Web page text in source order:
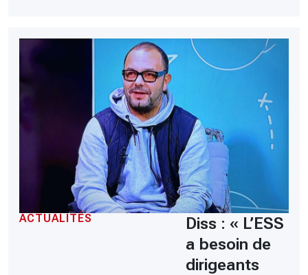
ACTUALITÉS
Diss : « L’ESS
a besoin de
dirigeants